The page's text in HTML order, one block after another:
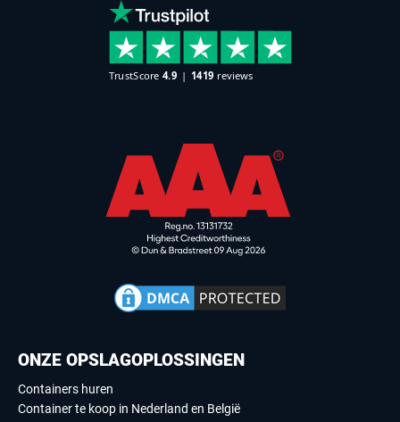
ONZE OPSLAGOPLOSSINGEN
Containers huren
Container te koop in Nederland en België